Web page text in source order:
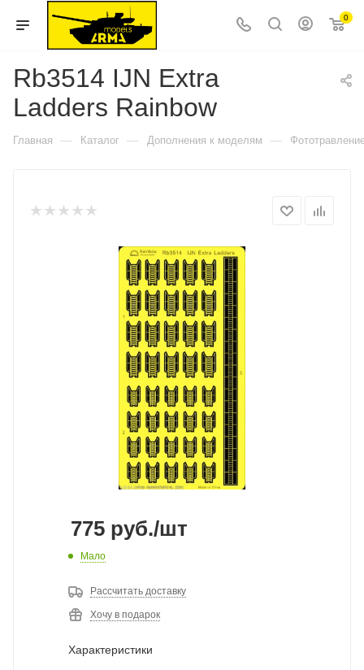
0
Rb3514 IJN Extra
Ladders Rainbow
Главная — Каталог — Дополнения к моделям —
775 руб./шт
Мало
Рассчитать доставку
Хочу в подарок
Характеристики